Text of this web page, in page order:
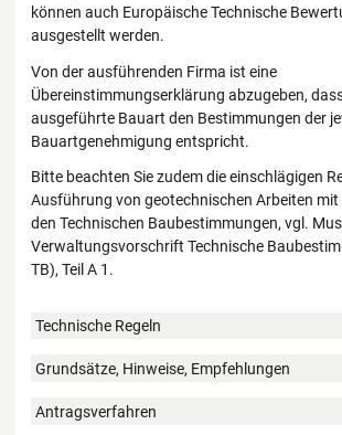
können auch Europäische Technische
ausgestellt werden.
Von der ausführenden Firma ist eine
Übereinstimmungserklärung abzugeben,
ausgeführte Bauart den Bestimmungen der
Bauartgenehmigung entspricht.
Bitte beachten Sie zudem die einschlägigen
Ausführung von geotechnischen Arbeiten
den Technischen Baubestimmungen, vgl.
Verwaltungsvorschrift Technische
TB), Teil A 1.
Technische Regeln
Grundsätze, Hinweise, Empfehlungen
Antragsverfahren